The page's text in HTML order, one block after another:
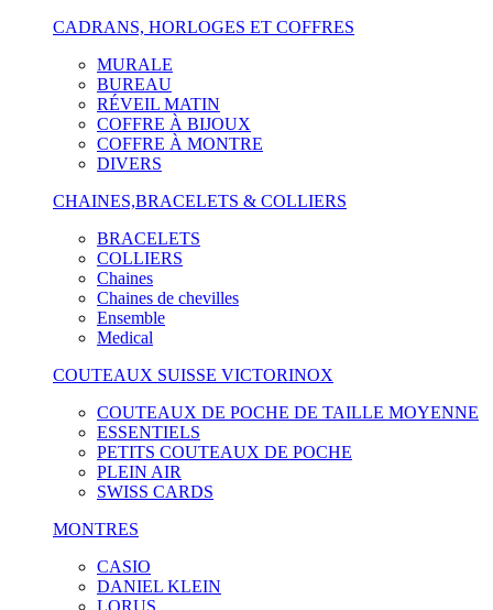
CADRANS, HORLOGES ET COFFRES
MURALE
BUREAU
RÉVEIL MATIN
COFFRE À BIJOUX
COFFRE À MONTRE
DIVERS
CHAINES,BRACELETS & COLLIERS
BRACELETS
COLLIERS
Chaines
Chaines de chevilles
Ensemble
Medical
COUTEAUX SUISSE VICTORINOX
COUTEAUX DE POCHE DE TAILLE MOYENNE
ESSENTIELS
PETITS COUTEAUX DE POCHE
PLEIN AIR
SWISS CARDS
MONTRES
CASIO
DANIEL KLEIN
LORUS